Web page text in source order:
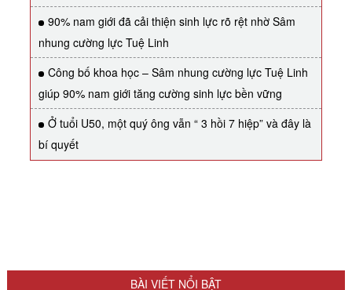
90% nam giới đã cải thiện sinh lực rõ rệt nhờ Sâm
nhung cường lực Tuệ Linh
Công bố khoa học – Sâm nhung cường lực Tuệ Linh
giúp 90% nam giới tăng cường sinh lực bền vững
Ở tuổi U50, một quý ông vẫn “ 3 hồi 7 hiệp” và đây là
bí quyết
BÀI VIẾT NỔI BẬT